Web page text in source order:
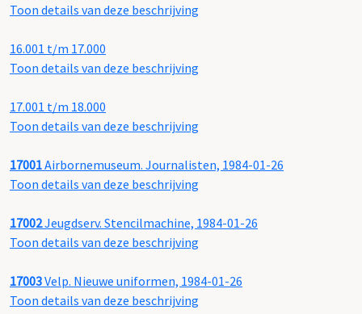
Toon details van deze beschrijving
16.001 t/m 17.000
Toon details van deze beschrijving
17.001 t/m 18.000
Toon details van deze beschrijving
17001Airbornemuseum. Journalisten, 1984-01-26
Toon details van deze beschrijving
17002Jeugdserv. Stencilmachine, 1984-01-26
Toon details van deze beschrijving
17003Velp. Nieuwe uniformen, 1984-01-26
Toon details van deze beschrijving